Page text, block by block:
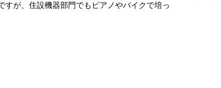
が、住設機器部門でもピアノやバイクで培っ